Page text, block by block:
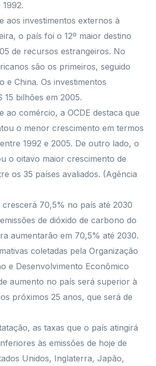
aos investimentos externos à
o país foi o 12º maior destino
de recursos estrangeiros. No
são os primeiros, seguido
e China. Os investimentos
15 bilhões em 2005.
ao comércio, a OCDE destaca que
o menor crescimento em termos
1992 e 2005. De outro lado, o
o oitavo maior crescimento de
os 35 países avaliados. (Agência
crescerá 70,5% no país até 2030
de dióxido de carbono do
aumentarão em 70,5% até 2030.
coletadas pela Organização
e Desenvolvimento Econômico
aumento no país será superior à
próximos 25 anos, que será de
as taxas que o país atingirá
às emissões de hoje de
Unidos, Inglaterra, Japão,